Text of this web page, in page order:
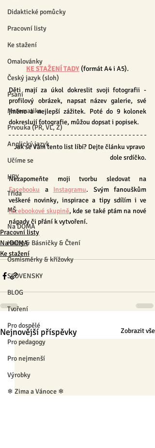
Didaktické pomůcky
Pracovní listy
Ke stažení
Omalovánky
Český jazyk (sloh)
Psaní
Matematika
Prvouka (PŘ, VL, Z)
Anglický jazyk
Učíme se
HRY
Třída
MŠ
Na DOMA
Knihy & Básničky & Čtení
Osmisměrky & křížovky
SLOVENSKY
BLOG
Tvoření
Pro dospělé
Pro pedagogy
Pro nejmenší
Výrobky
❄ Zima a Vánoce ❄
KE STAŽENÍ TADY (formát A4 i A5).
Děti mají za úkol dokreslit svoji fotografii -
profilový obrázek, napsat název galerie, své
jméno a nejlepší zážitek. Poté do 9 kolonek
dokreslují fotografie, můžou dopsat i popisek.
Jak se Vám tento list líbí? Dejte článku vpravo
dole srdíčko.
Facebooku a Instagramu. Svým fanouškům
facebookové skupině, kde se také ptám na nové
nápady či přání k vytvoření.
Pracovní listy
Na DOMA
Ke stažení
Nejnovější příspěvky Zobrazit vše